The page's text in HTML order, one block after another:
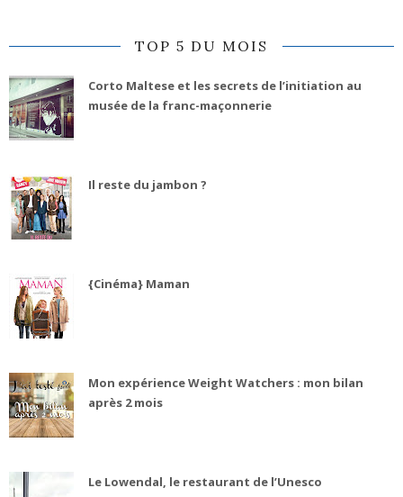
TOP 5 DU MOIS
Corto Maltese et les secrets de l’initiation au
musée de la franc-maçonnerie
Il reste du jambon ?
{Cinéma} Maman
Mon expérience Weight Watchers : mon bilan
après 2 mois
Le Lowendal, le restaurant de l’Unesco